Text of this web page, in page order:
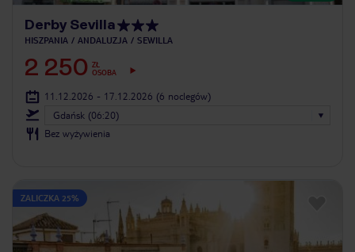
Derby Sevilla
HISZPANIA ANDALUZJA SEWILLA
2 250 ZŁ
OSOBA
11.12.2026 - 17.12.2026 (6 noclegów)
Gdańsk (06:20)
Bez wyżywienia
ZALICZKA 25%